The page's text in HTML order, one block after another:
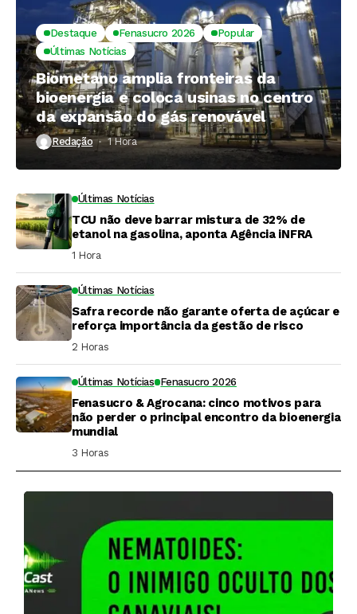
Destaque Fenasucro 2026
Popular
Últimas Notícias
Biometano amplia fronteiras da
bioenergia e coloca usinas no centro
da expansão do gás renovável
Redação 1 Hora ⁮
Últimas Notícias
TCU não deve barrar mistura de 32% de
etanol na gasolina, aponta Agência iNFRA
1 Hora ⁮
Últimas Notícias
Safra recorde não garante oferta de açúcar e
reforça importância da gestão de risco
2 Horas ⁮
Últimas Notícias Fenasucro 2026
Fenasucro & Agrocana: cinco motivos para
não perder o principal encontro da bioenergia
mundial
3 Horas ⁮